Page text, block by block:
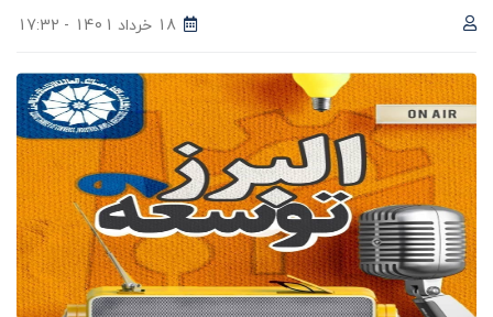
18 خرداد 1401 - 17:32